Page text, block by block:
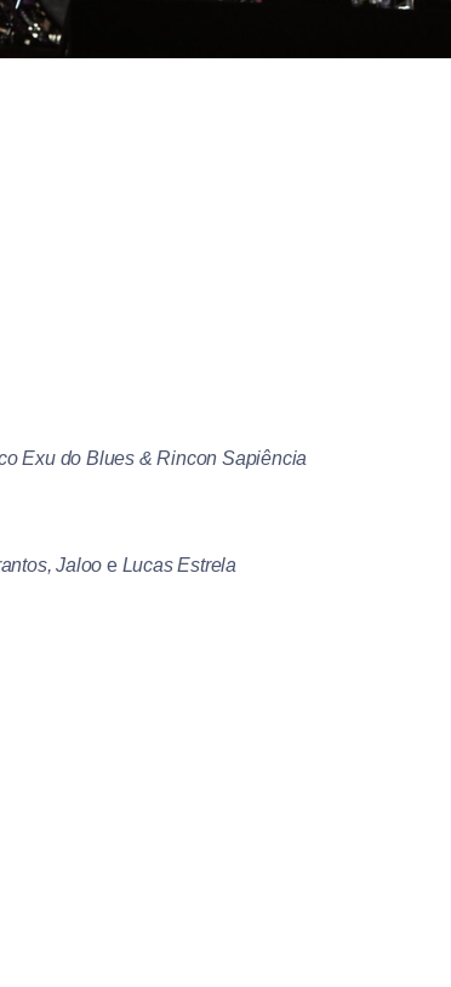
Exu do Blues & Rincon Sapiência
Jaloo e Lucas Estrela